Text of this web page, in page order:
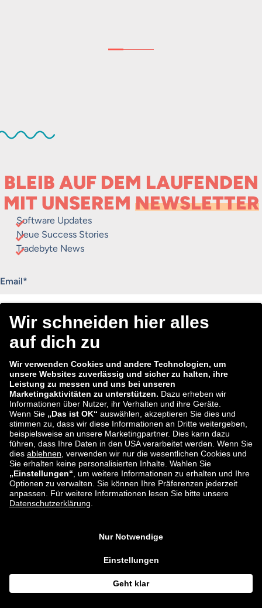
BLEIB AUF DEM LAUFENDEN
MIT UNSEREM NEWSLETTER
Software Updates
Neue Success Stories
Tradebyte News
„*“ zeigt erforderliche Felder an
Email*
Consent*
Ich stimme dem Erhalt des Tradebyte Newsletters zu.
Wir verarbeiten die von Ihnen eingegebenen Daten im
Rahmen unseres Newsletterprozesses. Wir möchten Sie
deshalb auf unsere Datenschutzerklärung hinweisen. Dieser
können Sie alle Informationen zur Verarbeitung Ihrer Daten
entnehmen.
Anmelden
ECD
SicherheitImpressumDatenschutzerklärungDaten-Einstellungen